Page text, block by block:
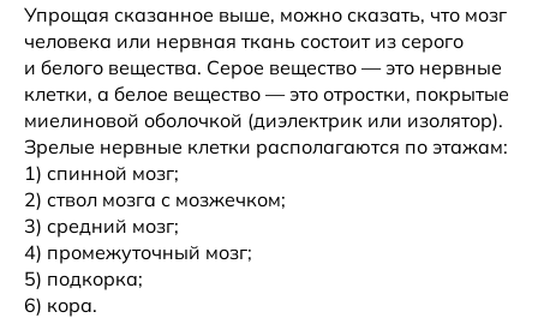
Упрощая сказанное выше, можно сказать, что мозг
человека или нервная ткань состоит из серого
и белого вещества. Серое вещество — это нервные
клетки, а белое вещество — это отростки, покрытые
миелиновой оболочкой (диэлектрик или изолятор).
Зрелые нервные клетки располагаются по этажам:
1) спинной мозг;
2) ствол мозга с мозжечком;
3) средний мозг;
4) промежуточный мозг;
5) подкорка;
6) кора.